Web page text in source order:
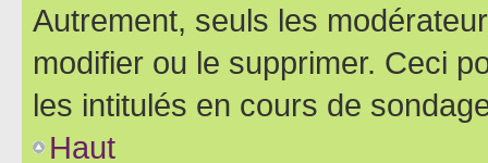
Autrement, seuls les
modifier ou le supprimer. Ceci
les intitulés en cours de
Haut